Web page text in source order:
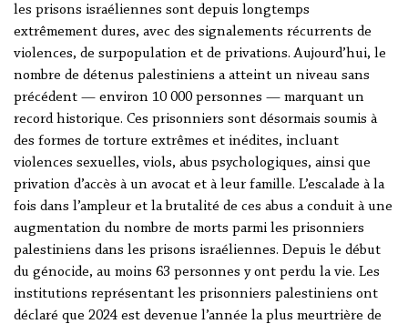
les prisons israéliennes sont depuis longtemps
extrêmement dures, avec des signalements récurrents de
violences, de surpopulation et de privations. Aujourd’hui, le
nombre de détenus palestiniens a atteint un niveau sans
précédent — environ 10 000 personnes — marquant un
record historique. Ces prisonniers sont désormais soumis à
des formes de torture extrêmes et inédites, incluant
violences sexuelles, viols, abus psychologiques, ainsi que
privation d’accès à un avocat et à leur famille. L’escalade à la
fois dans l’ampleur et la brutalité de ces abus a conduit à une
augmentation du nombre de morts parmi les prisonniers
palestiniens dans les prisons israéliennes. Depuis le début
du génocide, au moins 63 personnes y ont perdu la vie. Les
institutions représentant les prisonniers palestiniens ont
déclaré que 2024 est devenue l’année la plus meurtrière de